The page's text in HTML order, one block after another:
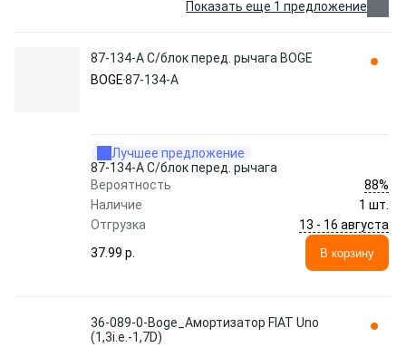
Показать еще 1 предложение
87-134-A С/блок перед. рычага BOGE
BOGE87-134-A
Лучшее предложение
87-134-A С/блок перед. рычага
Вероятность
88%
Наличие
1 шт.
Отгрузка
13 - 16 августа
37.99 p.
В корзину
36-089-0-Boge_Амортизатор FIAT Uno
(1,3i.e.-1,7D)